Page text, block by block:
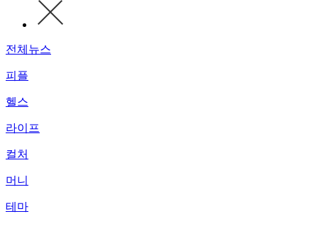
전체뉴스
피플
헬스
라이프
컬처
머니
테마